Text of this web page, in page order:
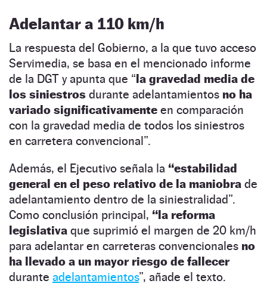
Adelantar a 110 km/h
La respuesta del Gobierno, a la que tuvo acceso
Servimedia, se basa en el mencionado informe
de la DGT y apunta que “la gravedad media de
los siniestros durante adelantamientos no ha
variado significativamente en comparación
con la gravedad media de todos los siniestros
en carretera convencional”.
Además, el Ejecutivo señala la “estabilidad
general en el peso relativo de la maniobra de
adelantamiento dentro de la siniestralidad”.
Como conclusión principal, “la reforma
legislativa que suprimió el margen de 20 km/h
para adelantar en carreteras convencionales no
ha llevado a un mayor riesgo de fallecer
durante adelantamientos”, añade el texto.